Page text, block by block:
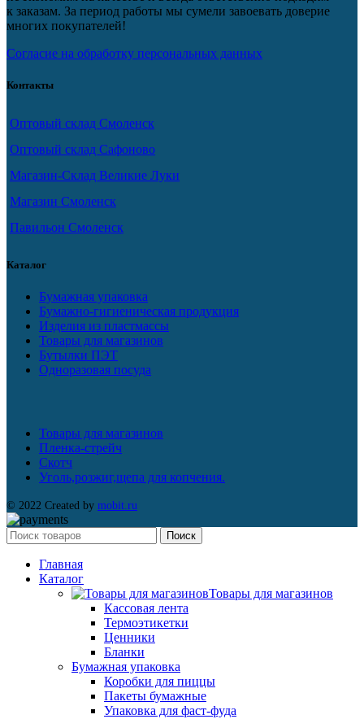
к заказам. За период работы мы сумели завоевать доверие
многих покупателей!
Согласие на обработку персональных данных
Контакты
Оптовый склад Смоленск
Оптовый склад Сафоново
Магазин-Склад Великие Луки
Магазин Смоленск
Павильон Смоленск
Каталог
Бумажная упаковка
Бумажно-гигиеническая продукция
Изделия из пластмассы
Товары для магазинов
Бутылки ПЭТ
Одноразовая посуда
Товары для магазинов
Пленка-стрейч
Скотч
Уголь,розжиг,щепа для копчения.
© 2022 Created by mobit.ru
Поиск
Главная
Каталог
Товары для магазинов
Кассовая лента
Термоэтикетки
Ценники
Бланки
Бумажная упаковка
Коробки для пиццы
Пакеты бумажные
Упаковка для фаст-фуда